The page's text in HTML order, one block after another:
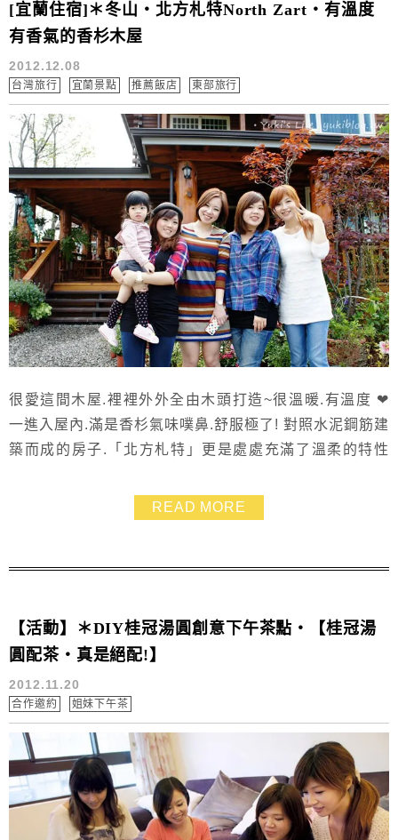
[宜蘭住宿]＊冬山‧北方札特North Zart‧有溫度
有香氣的香杉木屋
2012.12.08
台灣旅行 宜蘭景點 推薦飯店 東部旅行
很愛這間木屋.裡裡外外全由木頭打造~很溫暖.有溫度 ❤
一進入屋內.滿是香杉氣味噗鼻.舒服極了! 對照水泥鋼筋建
築而成的房子.「北方札特」更是處處充滿了溫柔的特性
READ MORE
【活動】＊DIY桂冠湯圓創意下午茶點‧【桂冠湯
圓配茶‧真是絕配!】
2012.11.20
合作邀約 姐妹下午茶